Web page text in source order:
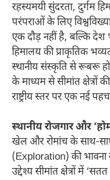
रहस्यमयी सुंदरता, दुर्गम
परंपराओं के लिए
एक दौड़ नहीं है, बल्कि देश
हिमालय की प्राकृतिक
स्थानीय संस्कृति से रूबरू
के माध्यम से सीमांत क्षेत्रों
राष्ट्रीय स्तर पर एक नई
स्थानीय रोजगार और
खेल और रोमांच के साथ-
(Exploration) की भावना
उद्देश्य सीमांत क्षेत्रों में